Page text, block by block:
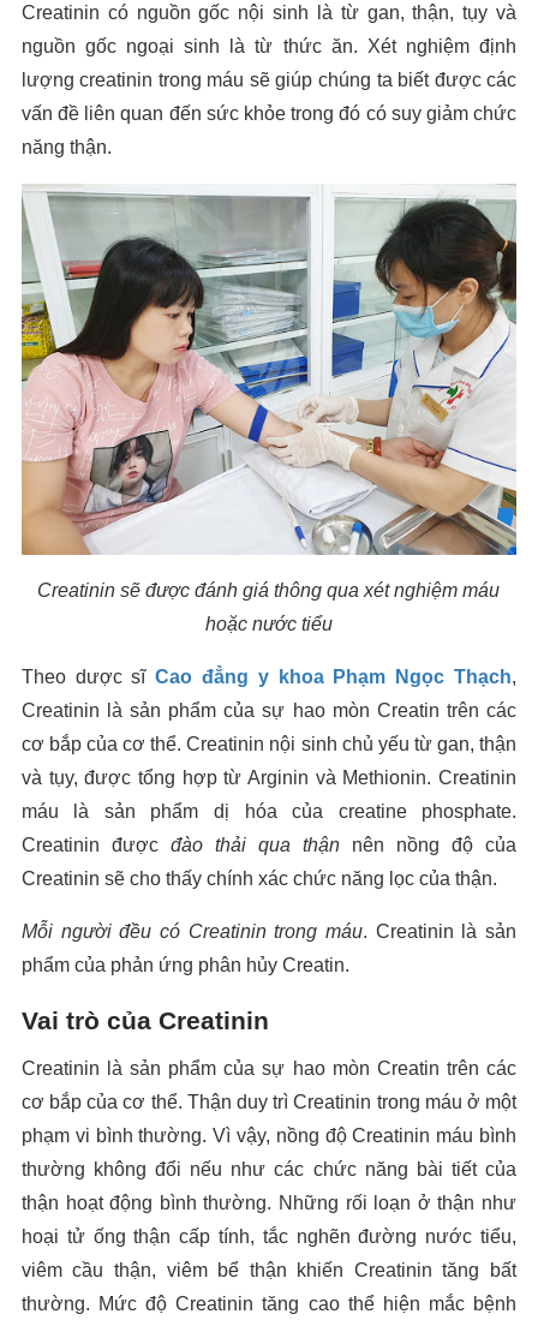
Creatinin có nguồn gốc nội sinh là từ gan, thận, tụy và
nguồn gốc ngoại sinh là từ thức ăn. Xét nghiệm định
lượng creatinin trong máu sẽ giúp chúng ta biết được các
vấn đề liên quan đến sức khỏe trong đó có suy giảm chức
năng thận.
Creatinin sẽ được đánh giá thông qua xét nghiệm máu
hoặc nước tiểu
Theo dược sĩCao đẳng y khoa Phạm Ngọc Thạch,
Creatinin là sản phẩm của sự hao mòn Creatin trên các
cơ bắp của cơ thể. Creatinin nội sinh chủ yếu từ gan, thận
và tụy, được tổng hợp từ Arginin và Methionin. Creatinin
máu là sản phẩm dị hóa của creatine phosphate.
Creatinin được đào thải qua thận nên nồng độ của
Creatinin sẽ cho thấy chính xác chức năng lọc của thận.
Mỗi người đều có Creatinin trong máu. Creatinin là sản
phẩm của phản ứng phân hủy Creatin.
Vai trò của Creatinin
Creatinin là sản phẩm của sự hao mòn Creatin trên các
cơ bắp của cơ thể. Thận duy trì Creatinin trong máu ở một
phạm vi bình thường. Vì vậy, nồng độ Creatinin máu bình
thường không đổi nếu như các chức năng bài tiết của
thận hoạt động bình thường. Những rối loạn ở thận như
hoại tử ống thận cấp tính, tắc nghẽn đường nước tiểu,
viêm cầu thận, viêm bể thận khiến Creatinin tăng bất
thường. Mức độ Creatinin tăng cao thể hiện mắc bệnh